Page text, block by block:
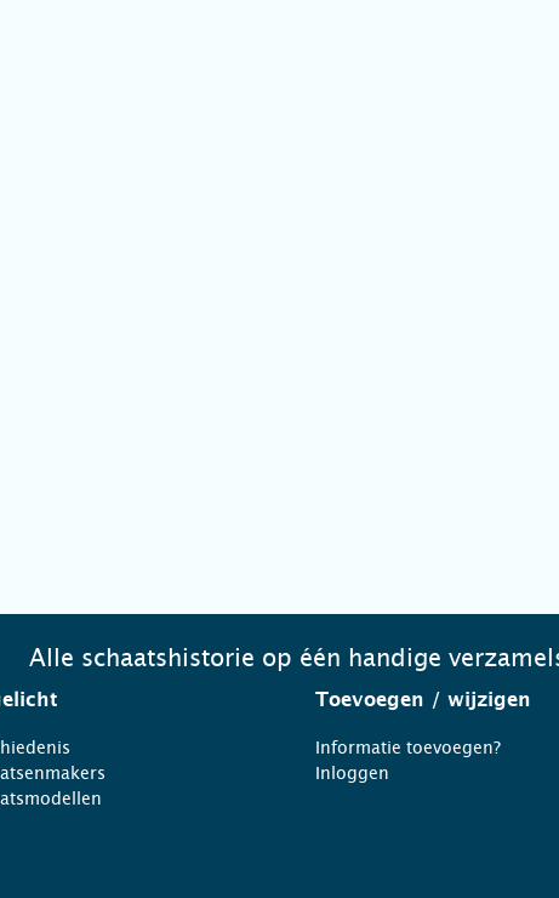
Alle schaatshistorie op één handige
Toevoegen / wijzigen
Informatie toevoegen?
Inloggen